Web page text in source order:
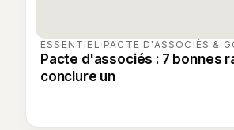
ESSENTIEL · PACTE D'ASSOCIÉS &
Pacte d'associés : 7 bonnes
conclure un